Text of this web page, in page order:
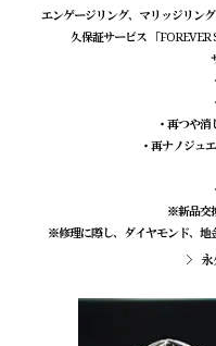
エンゲージリング、マリッジリン
久保証サービス 「FOREVER
・再つや消
・再ナノジュ
※新品交
※修理に際し、ダイヤモンド、地
永